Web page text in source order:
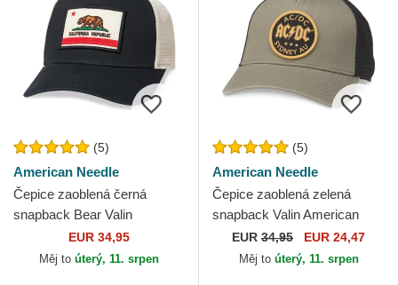
(5)
American Needle
Čepice zaoblená černá
snapback Bear Valin
American Needle
EUR 34,95
Měj to úterý, 11. srpen
(5)
American Needle
Čepice zaoblená zelená
snapback Valin American
Needle
EUR 34,95 EUR 24,47
Měj to úterý, 11. srpen